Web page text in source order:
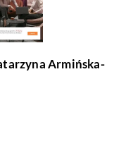
Armińska-